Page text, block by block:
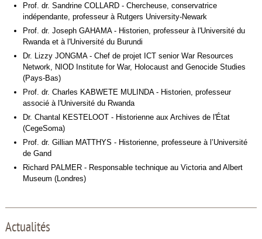
Prof. dr. Sandrine COLLARD - Chercheuse, conservatrice
indépendante, professeur à Rutgers University-Newark
Prof. dr. Joseph GAHAMA - Historien, professeur à l'Université du
Rwanda et à l'Université du Burundi
Dr. Lizzy JONGMA - Chef de projet ICT senior War Resources
Network, NIOD Institute for War, Holocaust and Genocide Studies
(Pays-Bas)
Prof. dr. Charles KABWETE MULINDA - Historien, professeur
associé à l'Université du Rwanda
Dr. Chantal KESTELOOT - Historienne aux Archives de l'État
(CegeSoma)
Prof. dr. Gillian MATTHYS - Historienne, professeure à l’Université
de Gand
Richard PALMER - Responsable technique au Victoria and Albert
Museum (Londres)
Actualités